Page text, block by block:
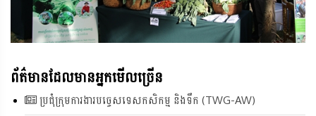
ព័ត៌មានដែលមានអ្នកមើលច្រើន
ប្រជុំក្រុមការងារបច្ចេសទេសកសិកម្ម និងទឹក (TWG-AW)